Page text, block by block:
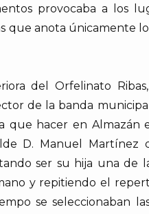
provocaba a los
que anota únicamente
del Orfelinato
de la banda
que hacer en Almazán
D. Manuel Martínez
ser su hija una de
y repitiendo el
se seleccionaban